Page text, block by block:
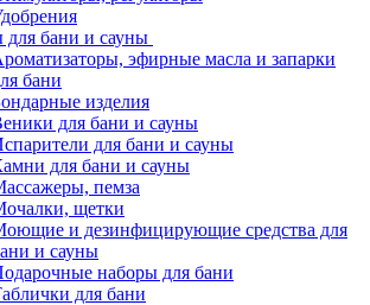
для бани и сауны
эфирные масла и запарки
бани
изделия
для бани и сауны
для бани и сауны
для бани и сауны
пемза
щетки
и дезинфицирующие средства для
и сауны
наборы для бани
для бани